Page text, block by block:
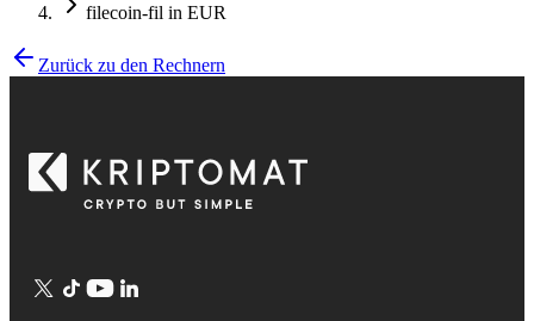
filecoin-fil in EUR
Zurück zu den Rechnern